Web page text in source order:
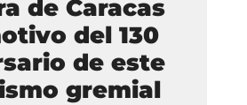
de Caracas
del 130
de este
gremial